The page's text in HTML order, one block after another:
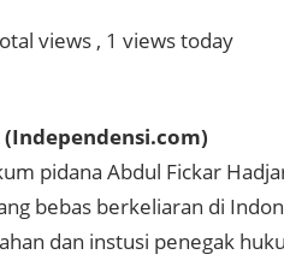
views , 1 views today
(Independensi.com)
pidana Abdul Fickar
bebas berkeliaran di
dan instusi penegak